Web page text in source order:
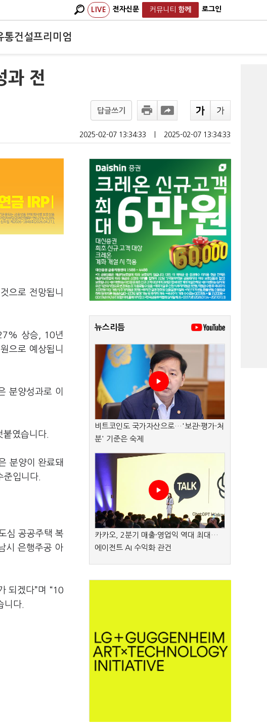
LIVE 전자신문 커뮤니티 함께 로그인
통건설프리미엄
과 전
답글쓰기
2025-02-07 13:34:33 2025-02-07 13:34:33
으로 전망됩니
상승, 10년
으로 예상됩니
분양성과로 이
였습니다.
분양이 완료돼
입니다.
심 공공주택 복
시 은행주공 아
되겠다”며 “10
니다.
뉴스리듬
비트코인도 국가자산으로…'보관·평가·처
분' 기준은 숙제
카카오, 2분기 매출·영업익 역대 최대…
에이전트 AI 수익화 관건